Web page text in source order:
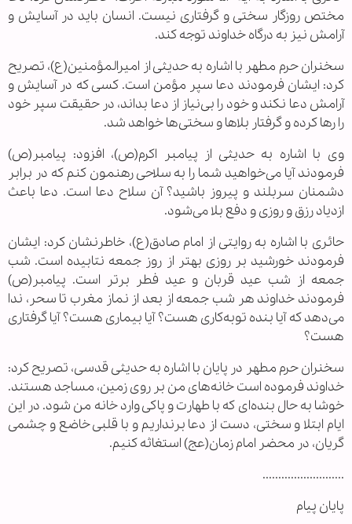
مختص روزگار سختی و گرفتاری نیست. انسان باید در آسایش و
آرامش نیز به درگاه خداوند توجه کند.
سخنران حرم مطهر با اشاره به حدیثی از امیرالمؤمنین(ع)، تصریح
کرد: ایشان فرمودند دعا سپر مؤمن است. کسی که در آسایش و
آرامش دعا نکند و خود را بی‌نیاز از دعا بداند، در حقیقت سپر خود
را رها کرده و گرفتار بلاها و سختی‌ها خواهد شد.
وی با اشاره به حدیثی از پیامبر اکرم(ص)، افزود: پیامبر(ص)
فرمودند آیا می‌خواهید شما را به سلاحی رهنمون کنم که در برابر
دشمنان سربلند و پیروز باشید؟ آن سلاح دعا است. دعا باعث
ازدیاد رزق و روزی و دفع بلا می‌شود.
حائری با اشاره به روایتی از امام صادق(ع)، خاطرنشان کرد: ایشان
فرمودند خورشید بر روزی بهتر از روز جمعه نتابیده است. شب
جمعه از شب عید قربان و عید فطر برتر است. پیامبر(ص)
فرمودند خداوند هر شب جمعه از بعد از نماز مغرب تا سحر، ندا
می‌دهد که آیا بنده توبه‌کاری هست؟ آیا بیماری هست؟ آیا گرفتاری
هست؟
سخنران حرم مطهر در پایان با اشاره به حدیثی قدسی، تصریح کرد:
خداوند فرموده است خانه‌های من بر روی زمین، مساجد هستند.
خوشا به حال بنده‌ای که با طهارت و پاکی وارد خانه من شود. در این
ایام ابتلا و سختی، دست از دعا برنداریم و با قلبی خاضع و چشمی
گریان، در محضر امام زمان(عج) استغاثه کنیم.
..........................
پایان پیام